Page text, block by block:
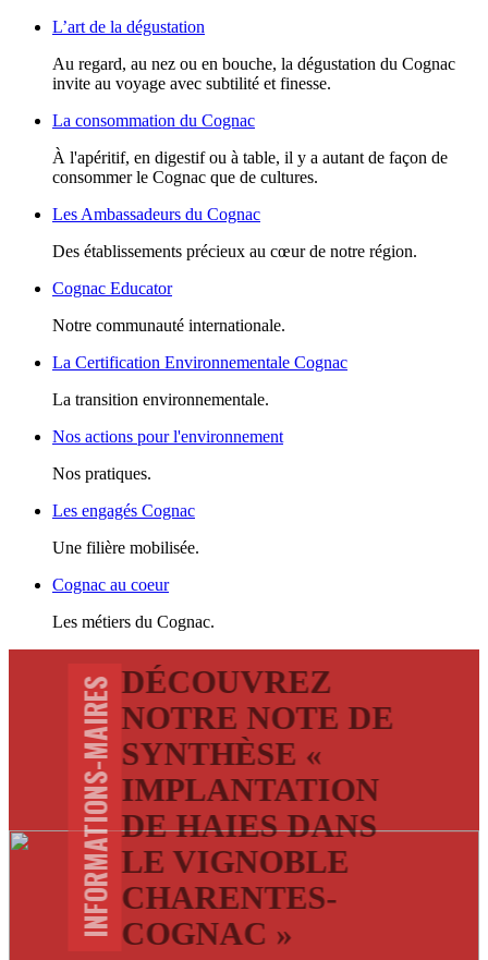
L’art de la dégustation
Au regard, au nez ou en bouche, la dégustation du Cognac
invite au voyage avec subtilité et finesse.
La consommation du Cognac
À l'apéritif, en digestif ou à table, il y a autant de façon de
consommer le Cognac que de cultures.
Les Ambassadeurs du Cognac
Des établissements précieux au cœur de notre région.
Cognac Educator
Notre communauté internationale.
La Certification Environnementale Cognac
La transition environnementale.
Nos actions pour l'environnement
Nos pratiques.
Les engagés Cognac
Une filière mobilisée.
Cognac au coeur
Les métiers du Cognac.
INFORMATIONS-MAIRESDÉCOUVREZ
NOTRE NOTE DE
SYNTHÈSE «
IMPLANTATION
DE HAIES DANS
LE VIGNOBLE
CHARENTES-
COGNAC »